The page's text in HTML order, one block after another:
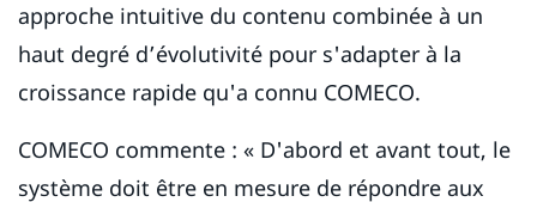
approche intuitive du contenu combinée à un
haut degré d’évolutivité pour s'adapter à la
croissance rapide qu'a connu COMECO.
COMECO commente : « D'abord et avant tout, le
système doit être en mesure de répondre aux